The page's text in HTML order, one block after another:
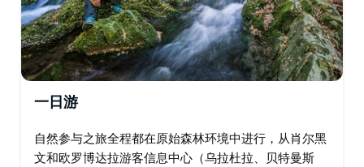
一日游
自然参与之旅全程都在原始森林环境中进行，从肖尔黑
文和欧罗博达拉游客信息中心（乌拉杜拉、贝特曼斯